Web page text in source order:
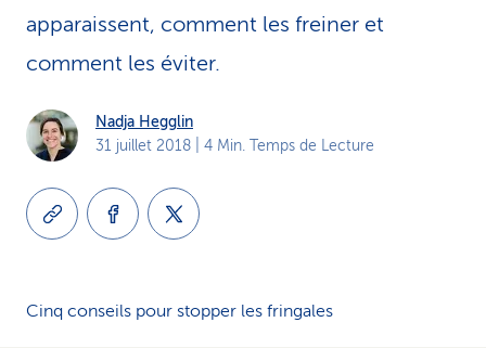
i
c
apparaissent, comment les freiner et
comment les éviter.
Nadja Hegglin
31 juillet 2018 | 4 Min. Temps de Lecture
Cinq conseils pour stopper les fringales